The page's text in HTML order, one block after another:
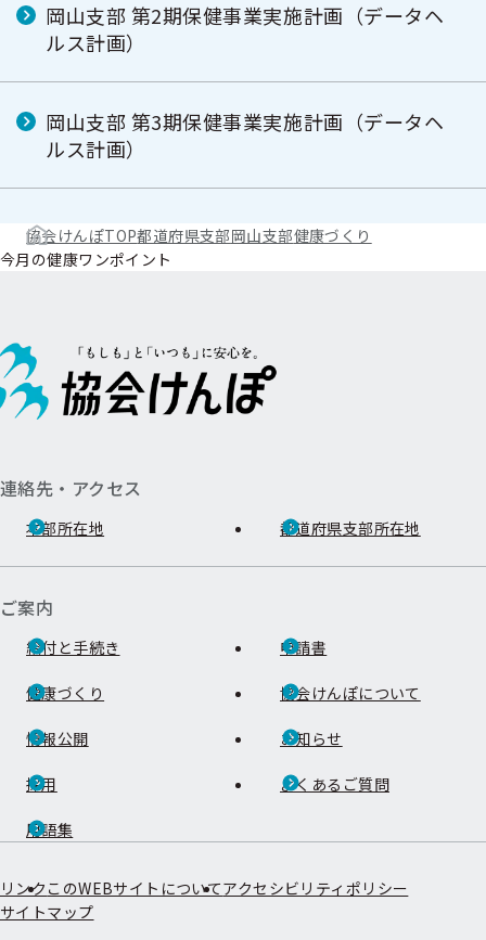
岡山支部 第2期保健事業実施計画（データヘ
ルス計画）
岡山支部 第3期保健事業実施計画（データヘ
ルス計画）
協会けんぽTOP都道府県支部岡山支部健康づくり
今月の健康ワンポイント
連絡先・アクセス
本部所在地 都道府県支部所在地
ご案内
給付と手続き 申請書
健康づくり 協会けんぽについて
情報公開 お知らせ
採用 よくあるご質問
用語集
リンク このWEBサイトについてアクセシビリティポリシー
サイトマップ